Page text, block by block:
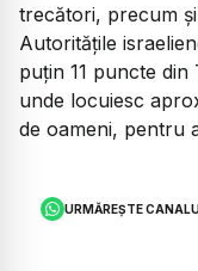
trecători, precum
Autoritățile
puțin 11 puncte
unde locuiesc
de oameni, pentru
URMĂREȘTE